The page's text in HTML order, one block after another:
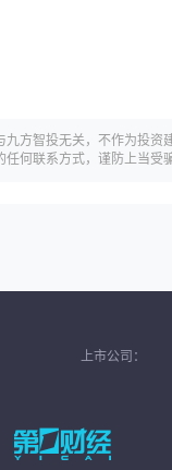
方智投无关，不作为投
任何联系方式，谨防上当受
上市公司：